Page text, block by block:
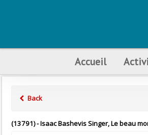
Accueil
Back
(13791) - Isaac Bashevis Singer, Le beau